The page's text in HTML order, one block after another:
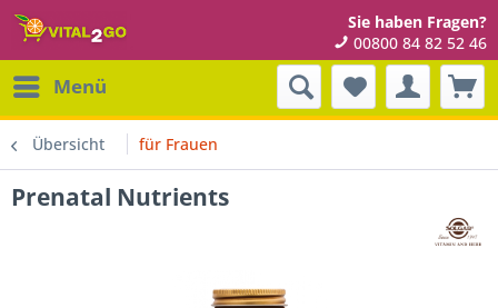
Sie haben Fragen?
00800 84 82 52 46
Menü
Übersicht für Frauen
Prenatal Nutrients